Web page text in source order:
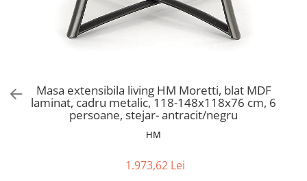
Saltele Pocket
Saltele cu arcuri impachetate
Saltele Memory Pocket
Saltele cu plasa arcuri
Saltele cu spuma poliuretanica
Seturi de pat si saltea
Scaune pentru living
Seturi comode living si vitrine
Scaune birou
Scaune profesionale
Scaune birou copii
Scaune resigilate
Masa extensibila living HM Moretti, blat MDF
laminat, cadru metalic, 118-148x118x76 cm, 6
persoane, stejar- antracit/negru
HM
1.973,62 Lei